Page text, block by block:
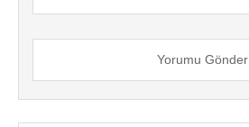
Yorumu Gönder